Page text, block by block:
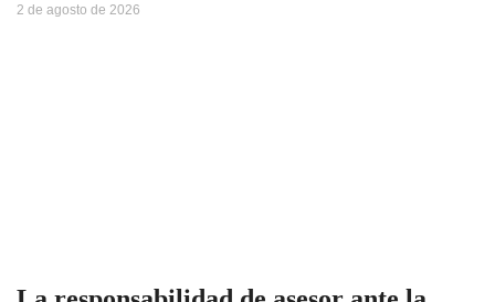
2 de agosto de 2026